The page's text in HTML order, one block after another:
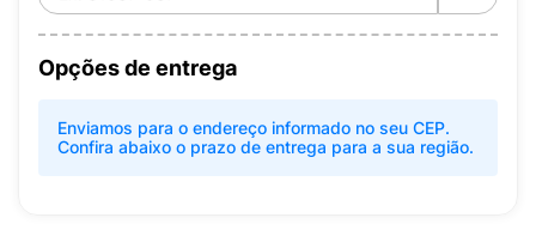
Opções de entrega
Enviamos para o endereço informado no seu CEP.
Confira abaixo o prazo de entrega para a sua região.